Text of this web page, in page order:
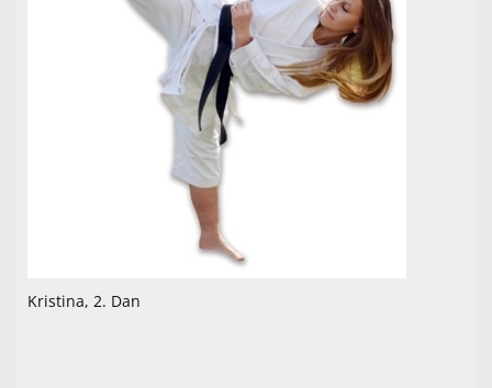
Kristina, 2. Dan